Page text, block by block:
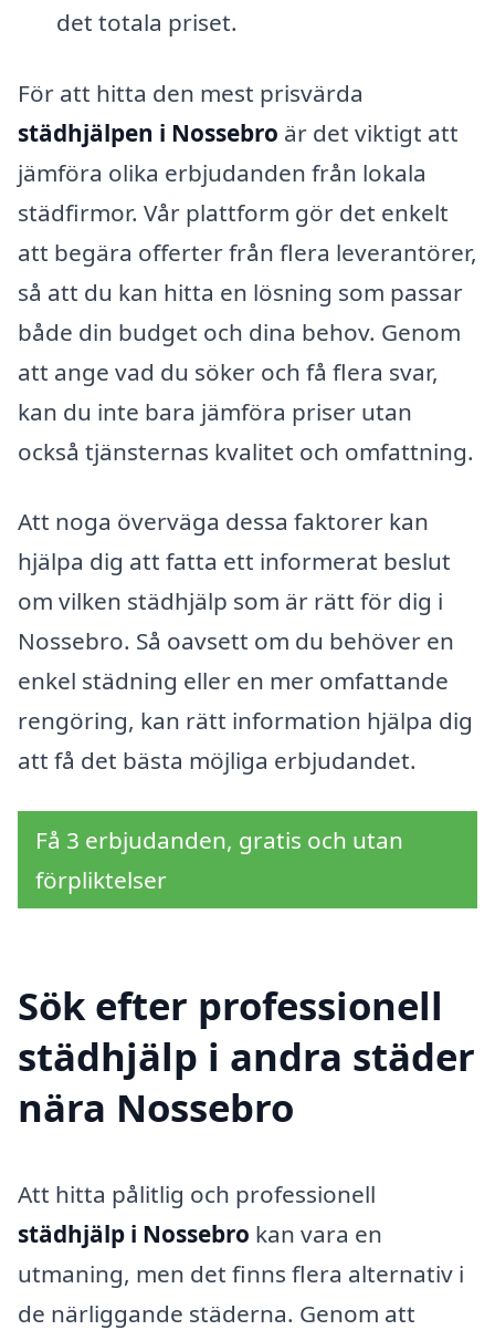
det totala priset.
För att hitta den mest prisvärda
städhjälpen i Nossebro är det viktigt att
jämföra olika erbjudanden från lokala
städfirmor. Vår plattform gör det enkelt
att begära offerter från flera leverantörer,
så att du kan hitta en lösning som passar
både din budget och dina behov. Genom
att ange vad du söker och få flera svar,
kan du inte bara jämföra priser utan
också tjänsternas kvalitet och omfattning.
Att noga överväga dessa faktorer kan
hjälpa dig att fatta ett informerat beslut
om vilken städhjälp som är rätt för dig i
Nossebro. Så oavsett om du behöver en
enkel städning eller en mer omfattande
rengöring, kan rätt information hjälpa dig
att få det bästa möjliga erbjudandet.
Få 3 erbjudanden, gratis och utan
förpliktelser
Sök efter professionell
städhjälp i andra städer
nära Nossebro
Att hitta pålitlig och professionell
städhjälp i Nossebro kan vara en
utmaning, men det finns flera alternativ i
de närliggande städerna. Genom att